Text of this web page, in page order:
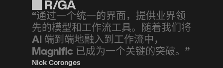
“通过一个统一的界面，提供业界领
先的模型和工作流工具。随着我们将
AI 端到端地融入到工作流中，
Magnific 已成为一个关键的突破。”
Nick Coronges